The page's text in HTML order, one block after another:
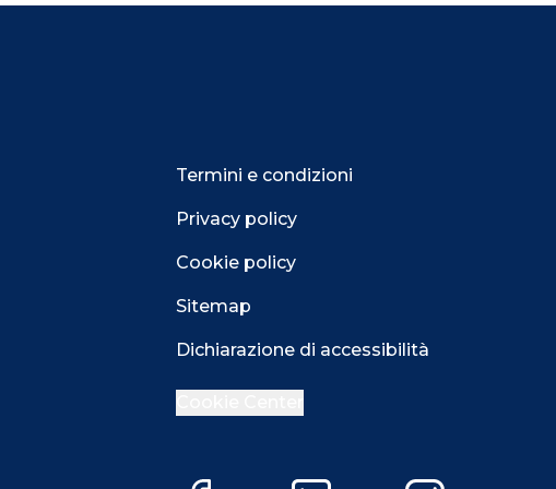
Termini e condizioni
Privacy policy
Cookie policy
Sitemap
Dichiarazione di accessibilità